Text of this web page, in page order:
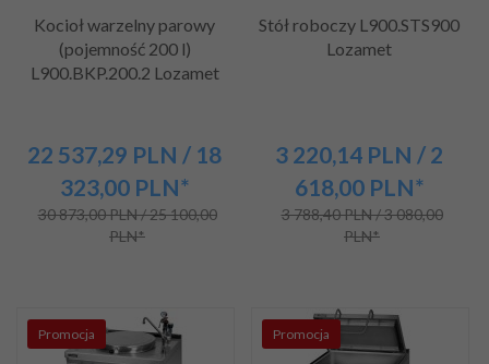
Kocioł warzelny parowy
(pojemność 200 l)
L900.BKP.200.2 Lozamet
22 537,29 PLN / 18
323,00 PLN*
30 873,00 PLN / 25 100,00
PLN*
Stół roboczy L900.STS900
Lozamet
3 220,14 PLN / 2
618,00 PLN*
3 788,40 PLN / 3 080,00
PLN*
Promocja Promocja